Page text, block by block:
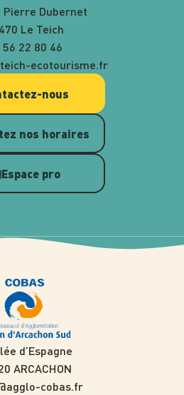
Pierre Dubernet
Le Teich
56 22 80 46
ecotourisme.fr
nous
nos horaires
Espace pro
d’Espagne
ARCACHON
cobas.fr